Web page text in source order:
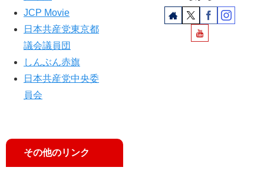
JCP Movie
日本共産党東京都
議会議員団
しんぶん赤旗
日本共産党中央委
員会
その他のリンク